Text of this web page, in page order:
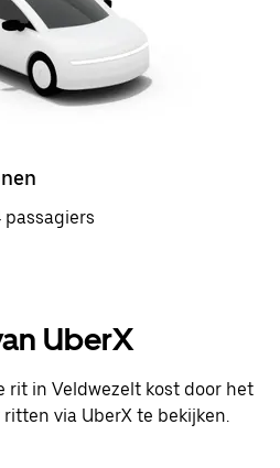
passagiers
UberX
rit in Veldwezelt kost door het
via UberX te bekijken.